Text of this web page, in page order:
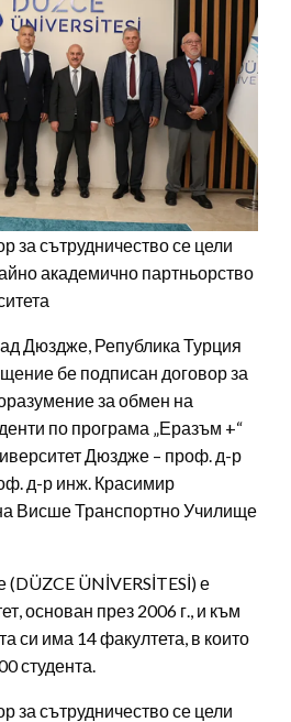
за сътрудничество се цели
академично партньорство
Дюздже, Република Турция
бе подписан договор за
за обмен на
по програма „Еразъм +“
Дюздже – проф. д-р
д-р инж. Красимир
Висше Транспортно Училище
(DÜZCE ÜNİVERSİTESİ) е
основан през 2006 г., и към
си има 14 факултета, в които
студента.
за сътрудничество се цели